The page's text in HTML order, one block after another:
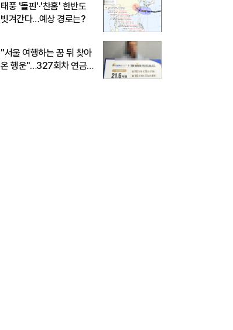
태풍 '돌핀'·'찬홈' 한반도
빗겨간다…예상 경로는?
"서울 여행하는 꿈 뒤 찾아
온 행운"…327회차 연금